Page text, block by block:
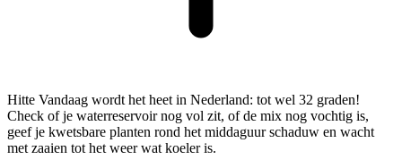
Hitte Vandaag wordt het heet in Nederland: tot wel 32 graden!
Check of je waterreservoir nog vol zit, of de mix nog vochtig is,
geef je kwetsbare planten rond het middaguur schaduw en wacht
met zaaien tot het weer wat koeler is.